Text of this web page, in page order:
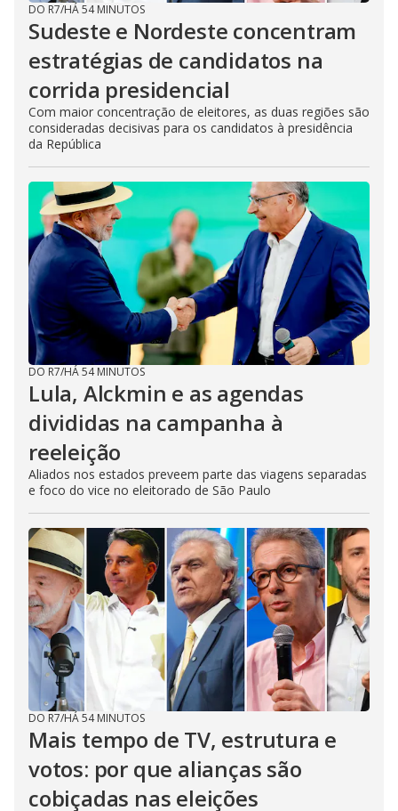
DO R7/HÁ 54 MINUTOS
Sudeste e Nordeste concentram
estratégias de candidatos na
corrida presidencial
Com maior concentração de eleitores, as duas regiões são
consideradas decisivas para os candidatos à presidência
da República
DO R7/HÁ 54 MINUTOS
Lula, Alckmin e as agendas
divididas na campanha à
reeleição
Aliados nos estados preveem parte das viagens separadas
e foco do vice no eleitorado de São Paulo
DO R7/HÁ 54 MINUTOS
Mais tempo de TV, estrutura e
votos: por que alianças são
cobiçadas nas eleições